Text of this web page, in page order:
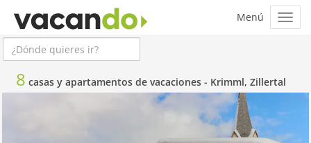
8 casas y apartamentos de vacaciones - Krimml, Zillertal